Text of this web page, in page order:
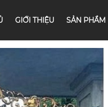
GIỚI THIỆU SẢN PHẨM